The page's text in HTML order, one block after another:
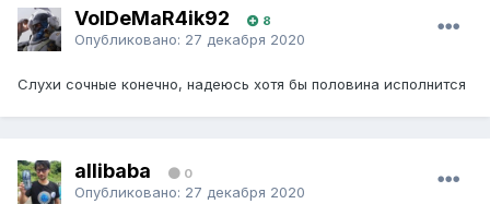
VolDeMaR4ik92 8
Опубликовано: 27 декабря 2020
Слухи сочные конечно, надеюсь хотя бы половина исполнится
allibaba 0
Опубликовано: 27 декабря 2020